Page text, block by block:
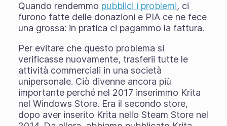
Quando rendemmo pubblici i problemi, ci
furono fatte delle donazioni e PIA ce ne fece
una grossa: in pratica ci pagammo la fattura.
Per evitare che questo problema si
verificasse nuovamente, trasferii tutte le
attività commerciali in una società
unipersonale. Ciò divenne ancora più
importante perché nel 2017 inserimmo Krita
nel Windows Store. Era il secondo store,
dopo aver inserito Krita nello Steam Store nel